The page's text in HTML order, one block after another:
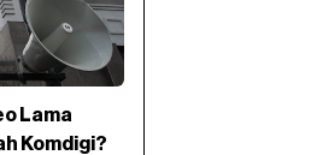
Lama
Komdigi?